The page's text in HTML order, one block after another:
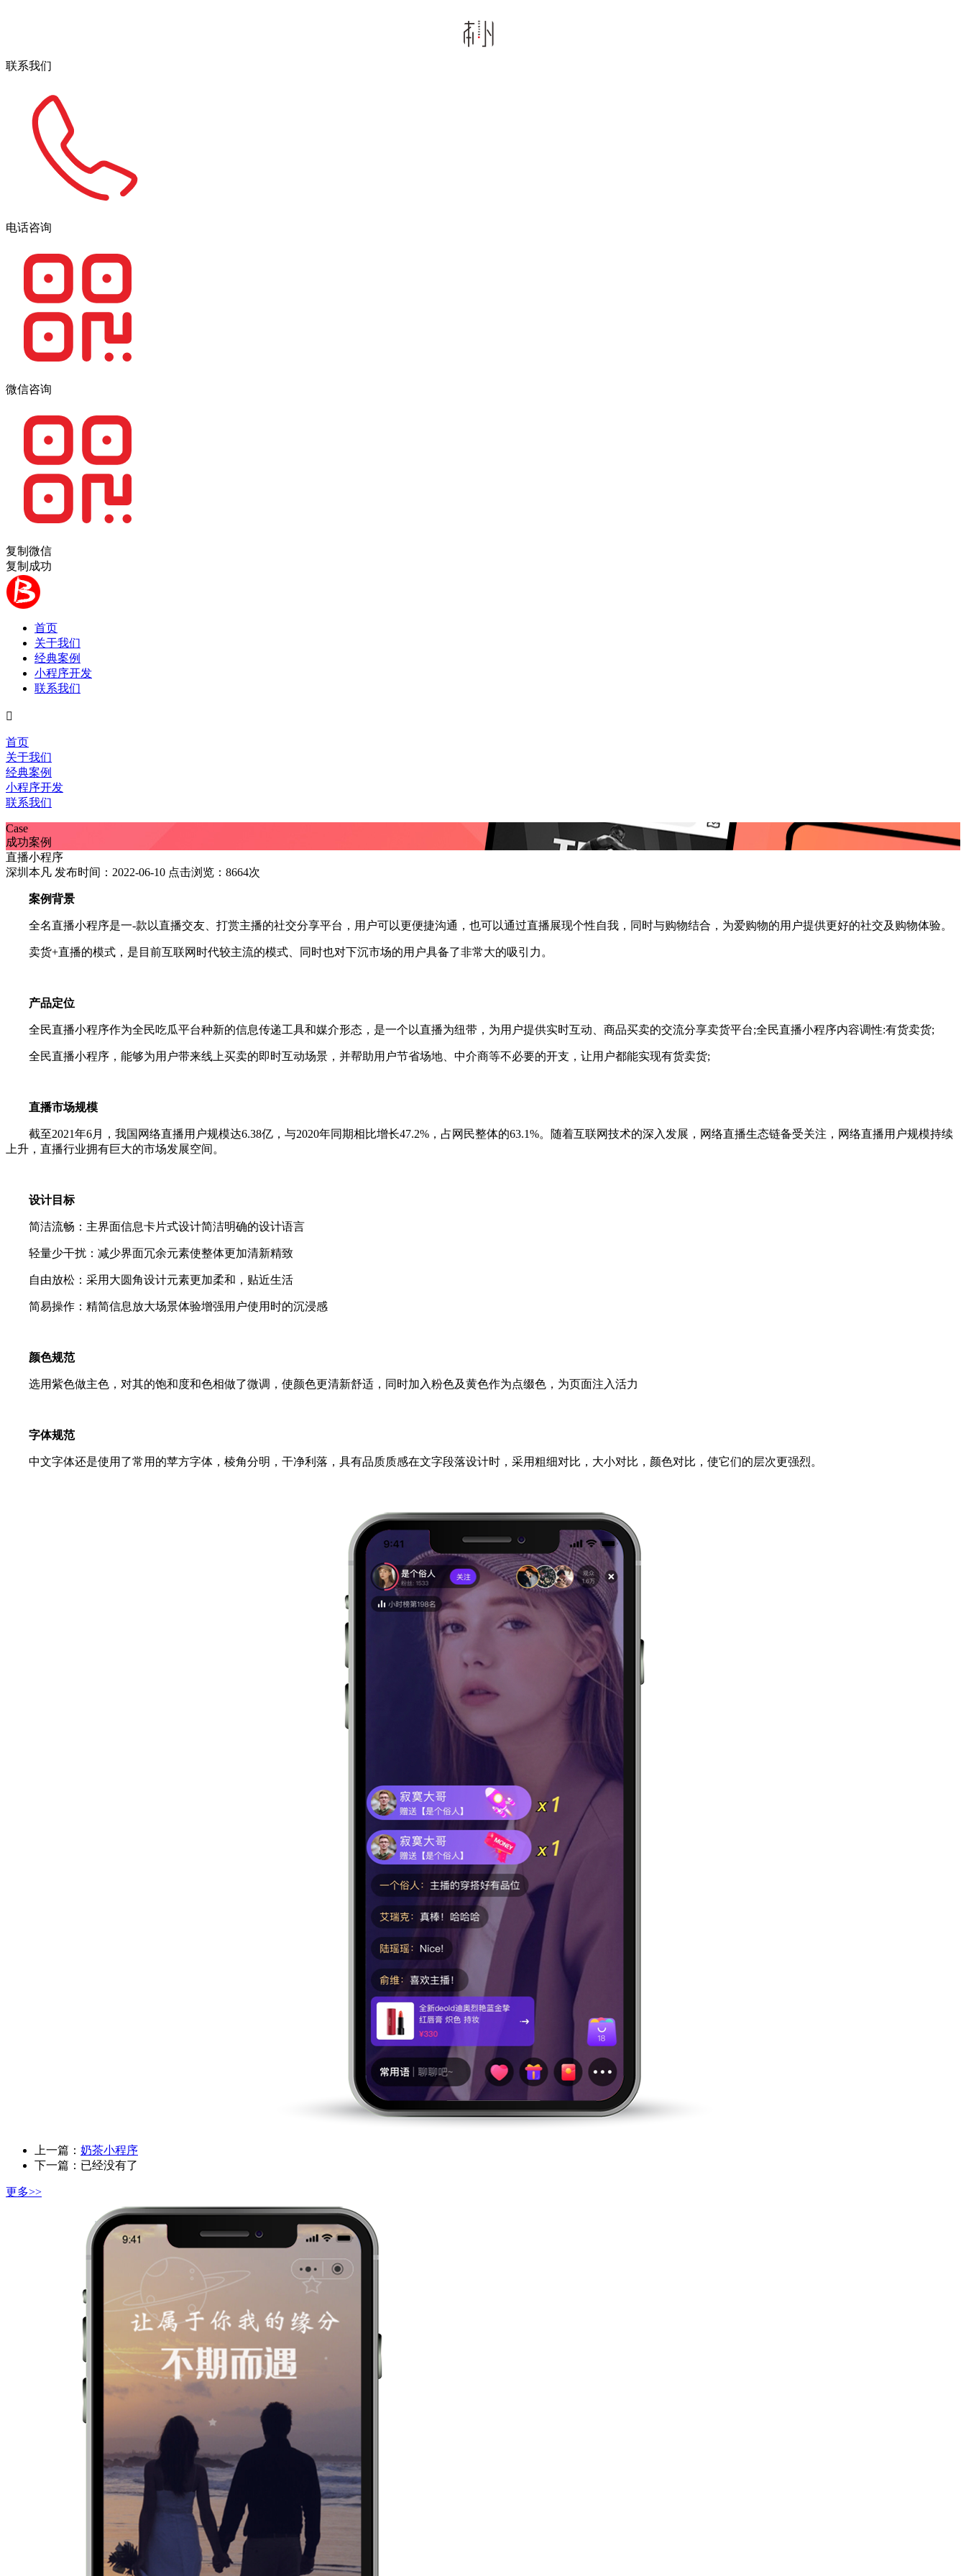
联系我们
电话咨询
微信咨询
复制微信
复制成功
首页
关于我们
经典案例
小程序开发
联系我们

首页
关于我们
经典案例
小程序开发
联系我们
Case
成功案例
直播小程序
深圳本凡 发布时间：2022-06-10 点击浏览：8664次
案例背景
全名直播小程序是一-款以直播交友、打赏主播的社交分享平台，用户可以更便捷沟通，也可以通过直播展现个性自我，同时与购物结合，为爱购物的用户提供更好的社交及购物体验。
卖货+直播的模式，是目前互联网时代较主流的模式、同时也对下沉市场的用户具备了非常大的吸引力。
产品定位
全民直播小程序作为全民吃瓜平台种新的信息传递工具和媒介形态，是一个以直播为纽带，为用户提供实时互动、商品买卖的交流分享卖货平台;全民直播小程序内容调性:有货卖货;
全民直播小程序，能够为用户带来线上买卖的即时互动场景，并帮助用户节省场地、中介商等不必要的开支，让用户都能实现有货卖货;
直播市场规模
截至2021年6月，我国网络直播用户规模达6.38亿，与2020年同期相比增长47.2%，占网民整体的63.1%。随着互联网技术的深入发展，网络直播生态链备受关注，网络直播用户规模持续
上升，直播行业拥有巨大的市场发展空间。
设计目标
简洁流畅：主界面信息卡片式设计简洁明确的设计语言
轻量少干扰：减少界面冗余元素使整体更加清新精致
自由放松：采用大圆角设计元素更加柔和，贴近生活
简易操作：精简信息放大场景体验增强用户使用时的沉浸感
颜色规范
选用紫色做主色，对其的饱和度和色相做了微调，使颜色更清新舒适，同时加入粉色及黄色作为点缀色，为页面注入活力
字体规范
中文字体还是使用了常用的苹方字体，棱角分明，干净利落，具有品质质感在文字段落设计时，采用粗细对比，大小对比，颜色对比，使它们的层次更强烈。
上一篇： 奶茶小程序
下一篇：已经没有了
更多>>